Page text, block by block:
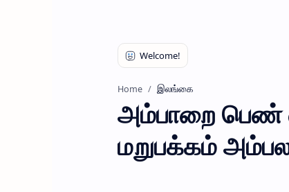
Home இலங்கை
அம்பாறை பெண்
மறுபக்கம்